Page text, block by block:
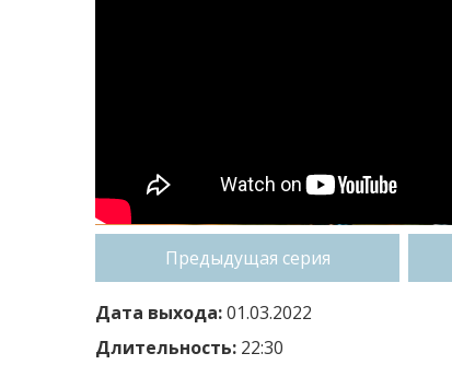
Предыдущая серия
Дата выхода:01.03.2022
Длительность: 22:30